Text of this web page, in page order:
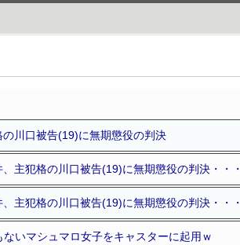
川口被告(19)に無期懲役の判決
主犯格の川口被告(19)に無期懲役の判決・・・
主犯格の川口被告(19)に無期懲役の判決・・・
ないマシュマロ女子をキャスターに起用ｗ